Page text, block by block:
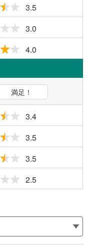
3.5
3.0
4.0
満足！
3.4
3.5
3.5
2.5